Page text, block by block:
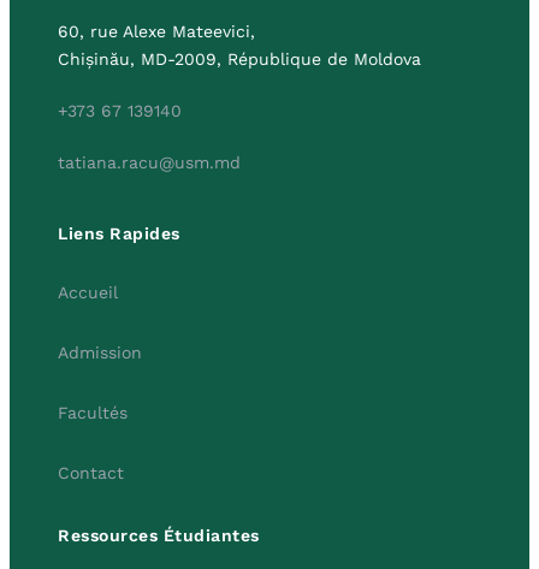
60, rue Alexe Mateevici,
Chișinău, MD-2009, République de Moldova
+373 67 139140
tatiana.racu@usm.md
Liens Rapides
Accueil
Admission
Facultés
Contact
Ressources Étudiantes